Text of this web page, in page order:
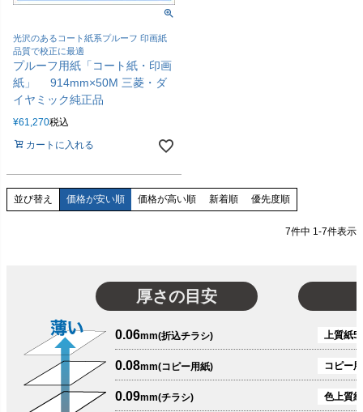
光沢のあるコート紙系プルーフ 印画紙
品質で校正に最適
プルーフ用紙「コート紙・印画
紙」 914mm×50M 三菱・ダ
イヤミック純正品
¥61,270税込
カートに入れる
並び替え 価格が安い順 価格が高い順 新着順 優先度順
7件中 1 -7件表示
厚さの目安
0.06mm(折込チラシ) 上質紙
0.08mm(コピー用紙) コピー
0.09mm(チラシ) 色上質